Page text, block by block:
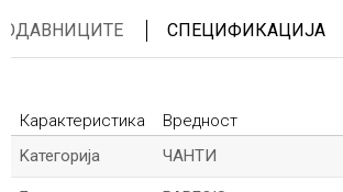
СПЕЦИФИКАЦИЈА
Карактеристика
Вредност
Kатегорија
ЧАНТИ